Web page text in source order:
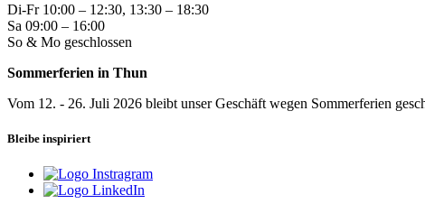
Di-Fr 10:00 – 12:30, 13:30 – 18:30
Sa 09:00 – 16:00
So & Mo geschlossen
Sommerferien in Thun
Vom 12. - 26. Juli 2026 bleibt unser Geschäft wegen Sommerferien
Bleibe inspiriert